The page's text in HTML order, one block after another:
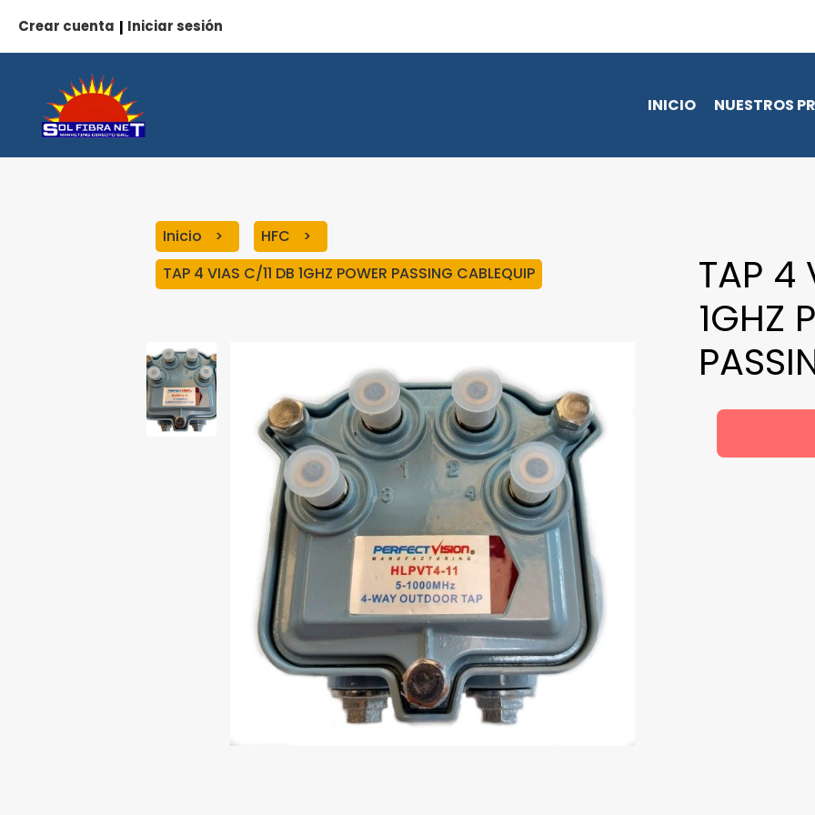
Crear cuenta Iniciar sesión
INICIO NUESTROS
Inicio
HFC
TAP 4 VIAS C/11 DB 1GHZ POWER PASSING CABLEQUIP
TAP 4
1GHZ